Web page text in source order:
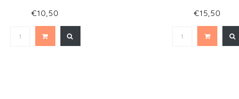
€10,50 €15,50